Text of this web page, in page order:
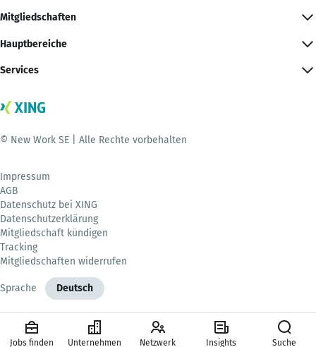
Mitgliedschaften
Hauptbereiche
Services
© New Work SE | Alle Rechte vorbehalten
Impressum
AGB
Datenschutz bei XING
Datenschutzerklärung
Mitgliedschaft kündigen
Tracking
Mitgliedschaften widerrufen
Sprache Deutsch
Jobs finden Unternehmen Netzwerk Insights Suche